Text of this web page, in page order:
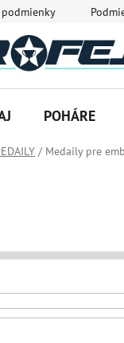
POHÁRE
/ Medaily pre